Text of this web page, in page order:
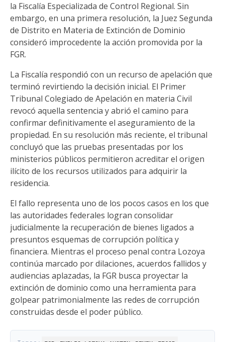
la Fiscalía Especializada de Control Regional. Sin
embargo, en una primera resolución, la Juez Segunda
de Distrito en Materia de Extinción de Dominio
consideró improcedente la acción promovida por la
FGR.
La Fiscalía respondió con un recurso de apelación que
terminó revirtiendo la decisión inicial. El Primer
Tribunal Colegiado de Apelación en materia Civil
revocó aquella sentencia y abrió el camino para
confirmar definitivamente el aseguramiento de la
propiedad. En su resolución más reciente, el tribunal
concluyó que las pruebas presentadas por los
ministerios públicos permitieron acreditar el origen
ilícito de los recursos utilizados para adquirir la
residencia.
El fallo representa uno de los pocos casos en los que
las autoridades federales logran consolidar
judicialmente la recuperación de bienes ligados a
presuntos esquemas de corrupción política y
financiera. Mientras el proceso penal contra Lozoya
continúa marcado por dilaciones, acuerdos fallidos y
audiencias aplazadas, la FGR busca proyectar la
extinción de dominio como una herramienta para
golpear patrimonialmente las redes de corrupción
construidas desde el poder público.